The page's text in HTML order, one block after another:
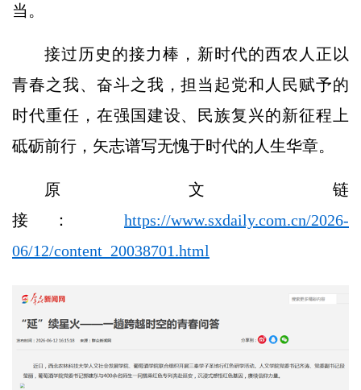
当。
接过历史的接力棒，新时代的西农人正以
青春之我、奋斗之我，担当起党和人民赋予的
时代重任，在强国建设、民族复兴的新征程上
砥砺前行，矢志谱写无愧于时代的人生华章。
原文链
接： https://www.sxdaily.com.cn/2026-
06/12/content_20038701.html